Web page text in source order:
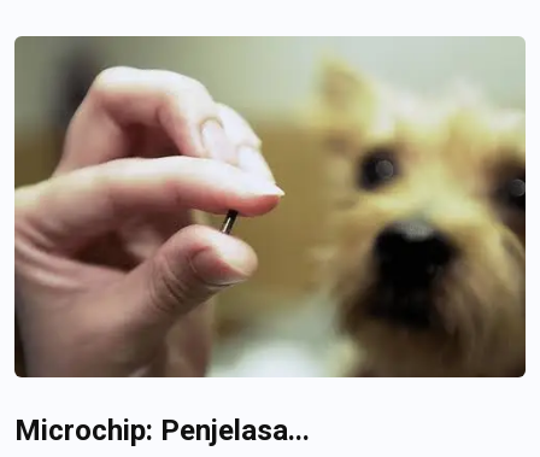
Microchip: Penjelasa...